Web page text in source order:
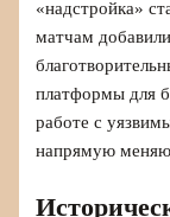
«надстройка»
матчам
платформы для
работе с
напрямую